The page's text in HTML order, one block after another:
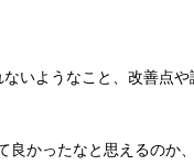
いようなこと、改善点や
良かったなと思えるのか